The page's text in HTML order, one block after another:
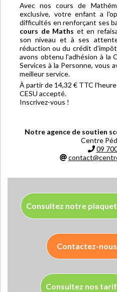
Avec nos cours de
exclusive, votre enfant a
difficultés en renforçant ses
cours de Maths et en
son niveau et à ses
réduction ou du crédit
avons obtenu l'adhésion à la
Services à la Personne, vous
meilleur service.
À partir de 14,32 € TTC
CESU accepté.
Inscrivez-vous !
Notre agence de soutien
Centre
09
Consultez notre
Contactez-nous
Consultez nos